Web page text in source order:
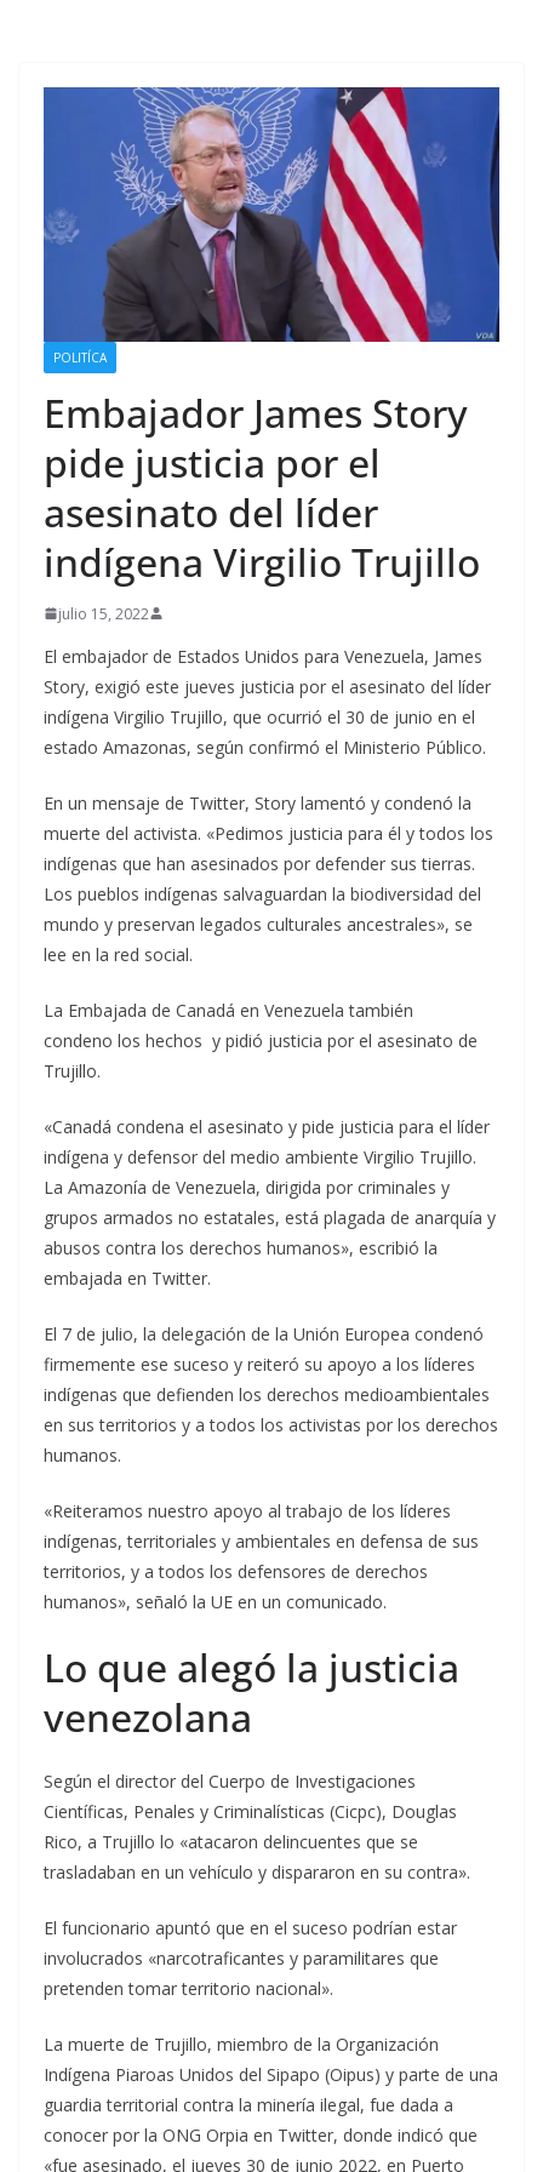
POLITÍCA
Embajador James Story
pide justicia por el
asesinato del líder
indígena Virgilio Trujillo
julio 15, 2022
El embajador de Estados Unidos para Venezuela, James
Story, exigió este jueves justicia por el asesinato del líder
indígena Virgilio Trujillo, que ocurrió el 30 de junio en el
estado Amazonas, según confirmó el Ministerio Público.
En un mensaje de Twitter, Story lamentó y condenó la
muerte del activista. «Pedimos justicia para él y todos los
indígenas que han asesinados por defender sus tierras.
Los pueblos indígenas salvaguardan la biodiversidad del
mundo y preservan legados culturales ancestrales», se
lee en la red social.
La Embajada de Canadá en Venezuela también
condeno los hechos y pidió justicia por el asesinato de
Trujillo.
«Canadá condena el asesinato y pide justicia para el líder
indígena y defensor del medio ambiente Virgilio Trujillo.
La Amazonía de Venezuela, dirigida por criminales y
grupos armados no estatales, está plagada de anarquía y
abusos contra los derechos humanos», escribió la
embajada en Twitter.
El 7 de julio, la delegación de la Unión Europea condenó
firmemente ese suceso y reiteró su apoyo a los líderes
indígenas que defienden los derechos medioambientales
en sus territorios y a todos los activistas por los derechos
humanos.
«Reiteramos nuestro apoyo al trabajo de los líderes
indígenas, territoriales y ambientales en defensa de sus
territorios, y a todos los defensores de derechos
humanos», señaló la UE en un comunicado.
Lo que alegó la justicia
venezolana
Según el director del Cuerpo de Investigaciones
Científicas, Penales y Criminalísticas (Cicpc), Douglas
Rico, a Trujillo lo «atacaron delincuentes que se
trasladaban en un vehículo y dispararon en su contra».
El funcionario apuntó que en el suceso podrían estar
involucrados «narcotraficantes y paramilitares que
pretenden tomar territorio nacional».
La muerte de Trujillo, miembro de la Organización
Indígena Piaroas Unidos del Sipapo (Oipus) y parte de una
guardia territorial contra la minería ilegal, fue dada a
conocer por la ONG Orpia en Twitter, donde indicó que
«fue asesinado, el jueves 30 de junio 2022, en Puerto